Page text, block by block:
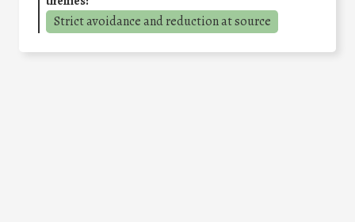
Strict avoidance and reduction at source